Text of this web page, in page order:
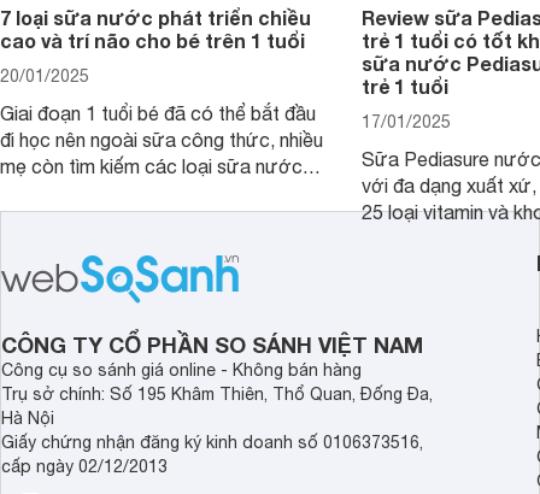
7 loại sữa nước phát triển chiều
cao và trí não cho bé trên 1 tuổi
20/01/2025
Giai đoạn 1 tuổi bé đã có thể bắt đầu
đi học nên ngoài sữa công thức, nhiều
mẹ còn tìm kiếm các loại sữa nước
trẻ. Dưới đây là 7 loại sữa nước phát
1 tuổi tốt mà mẹ bỉm nên lựa chọn.
Review sữa
trẻ 1 tuổi có tốt
sữa nước
trẻ 1 tuổi
17/01/2025
Sữa Pediasure
với đa dạng xuất
25 loại vitamin và
CÔNG TY CỔ PHẦN SO SÁNH VIỆT NAM
Công cụ so sánh giá online - Không bán hàng
Trụ sở chính: Số 195 Khâm Thiên, Thổ Quan, Đống Đa,
Hà Nội
Giấy chứng nhận đăng ký kinh doanh số 0106373516,
cấp ngày 02/12/2013